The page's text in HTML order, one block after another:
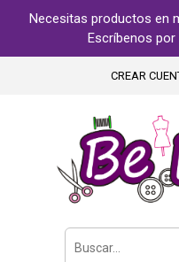
Necesitas productos en
Escríbenos por
CREAR